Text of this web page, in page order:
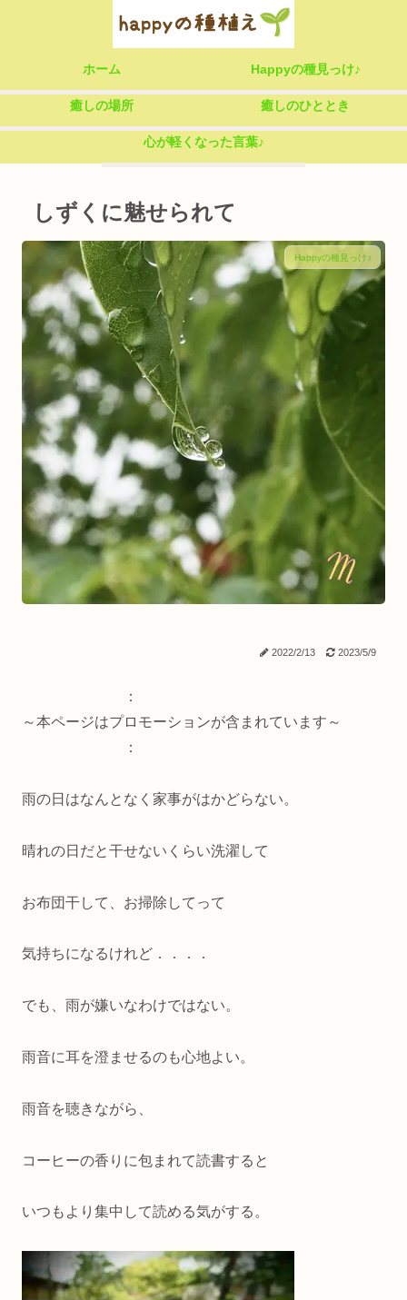
ホーム Happyの種見っけ♪
癒しの場所 癒しのひととき
心が軽くなった言葉♪
しずくに魅せられて
Happyの種見っけ♪
2022/2/13 2023/5/9
：
～本ページはプロモーションが含まれています～
：
雨の日はなんとなく家事がはかどらない。
晴れの日だと干せないくらい洗濯して
お布団干して、お掃除してって
気持ちになるけれど．．．．
でも、雨が嫌いなわけではない。
雨音に耳を澄ませるのも心地よい。
雨音を聴きながら、
コーヒーの香りに包まれて読書すると
いつもより集中して読める気がする。